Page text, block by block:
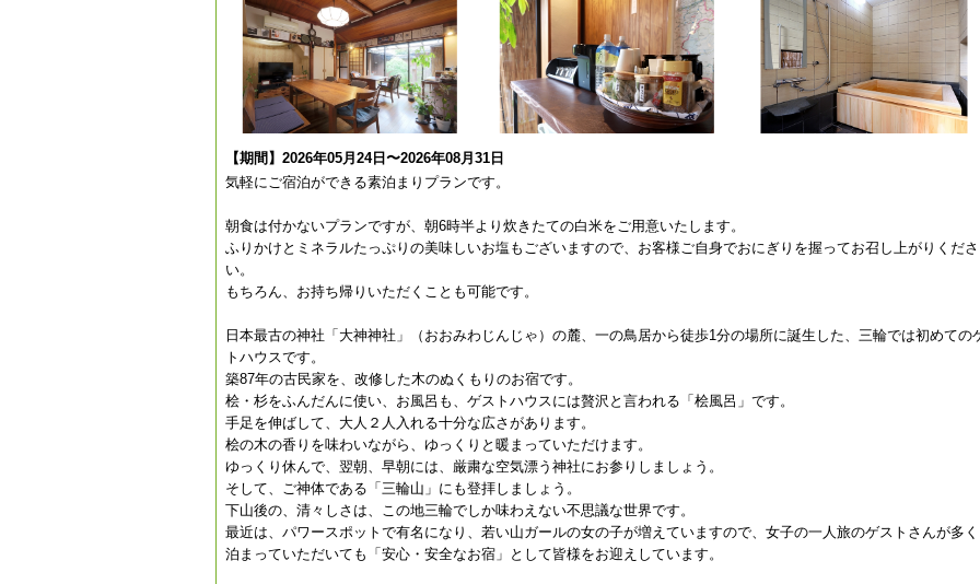
【期間】2026年05月24日〜2026年08月31日
気軽にご宿泊ができる素泊まりプランです。
朝食は付かないプランですが、朝6時半より炊きたての白米をご用意いたします。
ふりかけとミネラルたっぷりの美味しいお塩もございますので、お客様ご自身でおにぎりを握ってお召し上がりくださ
い。
もちろん、お持ち帰りいただくことも可能です。
日本最古の神社「大神神社」（おおみわじんじゃ）の麓、一の鳥居から徒歩1分の場所に誕生した、三輪では初めての
トハウスです。
築87年の古民家を、改修した木のぬくもりのお宿です。
桧・杉をふんだんに使い、お風呂も、ゲストハウスには贅沢と言われる「桧風呂」です。
手足を伸ばして、大人２人入れる十分な広さがあります。
桧の木の香りを味わいながら、ゆっくりと暖まっていただけます。
ゆっくり休んで、翌朝、早朝には、厳粛な空気漂う神社にお参りしましょう。
そして、ご神体である「三輪山」にも登拝しましょう。
下山後の、清々しさは、この地三輪でしか味わえない不思議な世界です。
最近は、パワースポットで有名になり、若い山ガールの女の子が増えていますので、女子の一人旅のゲストさんが多く
泊まっていただいても「安心・安全なお宿」として皆様をお迎えしています。